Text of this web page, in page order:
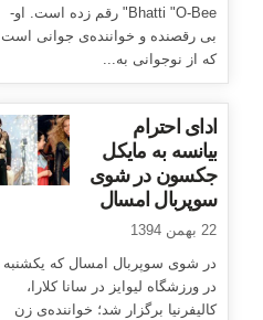
Bhatti "O-Bee" رقم زده است. او-
بی رقصنده و خواننده‌ی جوانی است
که از نوجوانی به...
ادای احترام
بیانسه به مایکل
جکسون در شوی
سوپربال امسال
22 بهمن 1394
در شوی سوپربال امسال که یکشنبه
در ورزشگاه لیوایز در سانا کلارا،
کالیفرنیا برگزار شد؛ خواننده‌ی زن